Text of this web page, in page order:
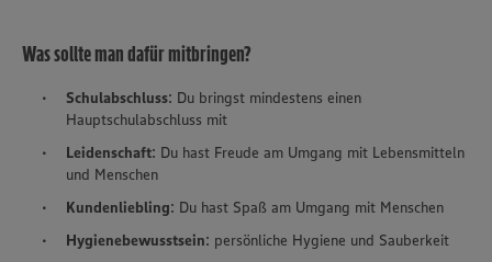
Was sollte man dafür mitbringen?
Schulabschluss: Du bringst mindestens einen
Hauptschulabschluss mit
Leidenschaft: Du hast Freude am Umgang mit Lebensmitteln
und Menschen
Kundenliebling: Du hast Spaß am Umgang mit Menschen
Hygienebewusstsein: persönliche Hygiene und Sauberkeit